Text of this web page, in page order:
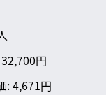
円
: 4,671円